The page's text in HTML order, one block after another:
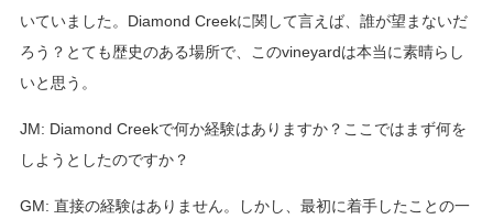
いていました。Diamond Creekに関して言えば、誰が望まないだ
ろう？とても歴史のある場所で、このvineyardは本当に素晴らし
いと思う。
JM: Diamond Creekで何か経験はありますか？ここではまず何を
しようとしたのですか？
GM: 直接の経験はありません。しかし、最初に着手したことの一